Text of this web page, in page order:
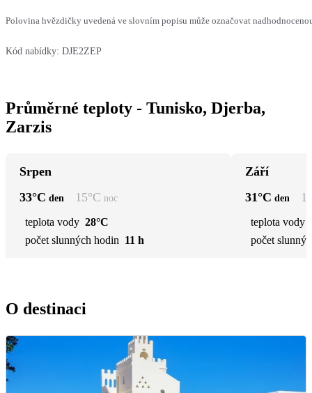
Polovina hvězdičky uvedená ve slovním popisu může označovat
Kód nabídky: DJE2ZEP
Průměrné teploty - Tunisko, Djerba,
Zarzis
Srpen
33°C den 15°C noc
teplota vody 28°C
počet slunných hodin 11 h
Září
31°C den
teplota vody
počet
O destinaci